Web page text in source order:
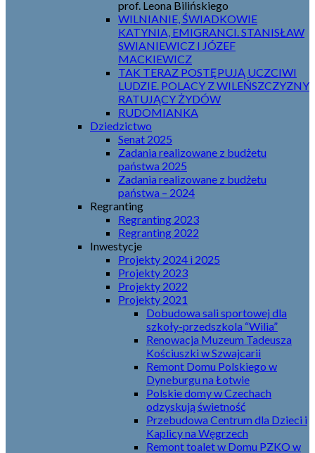
prof. Leona Bilińskiego
WILNIANIE, ŚWIADKOWIE
KATYNIA, EMIGRANCI. STANISŁAW
SWIANIEWICZ I JÓZEF
MACKIEWICZ
TAK TERAZ POSTĘPUJĄ UCZCIWI
LUDZIE. POLACY Z WILEŃSZCZYZNY
RATUJĄCY ŻYDÓW
RUDOMIANKA
Dziedzictwo
Senat 2025
Zadania realizowane z budżetu
państwa 2025
Zadania realizowane z budżetu
państwa – 2024
Regranting
Regranting 2023
Regranting 2022
Inwestycje
Projekty 2024 i 2025
Projekty 2023
Projekty 2022
Projekty 2021
Dobudowa sali sportowej dla
szkoły-przedszkola “Wilia”
Renowacja Muzeum Tadeusza
Kościuszki w Szwajcarii
Remont Domu Polskiego w
Dyneburgu na Łotwie
Polskie domy w Czechach
odzyskują świetność
Przebudowa Centrum dla Dzieci i
Kaplicy na Węgrzech
Remont toalet w Domu PZKO w